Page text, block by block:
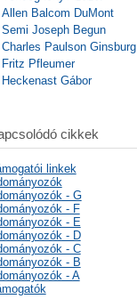
Allen Balcom DuMont
Semi Joseph Begun
Charles Paulson Ginsburg
Fritz Pfleumer
Heckenast Gábor
cikkek
linkek
- G
- F
- E
- D
- C
- B
- A